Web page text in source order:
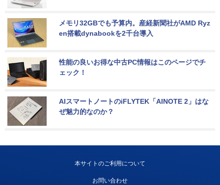
メモリ32GBでも予算内。産経新聞社がAMD Ryz
en搭載dynabookを2千台導入
性能の良いお得な中古PC情報はこのページでチ
ェック！
AIスマートノートのiFLYTEK「AINOTE 2」はな
ぜ魅力的なのか？
本サイトのご利用について
お問い合わせ